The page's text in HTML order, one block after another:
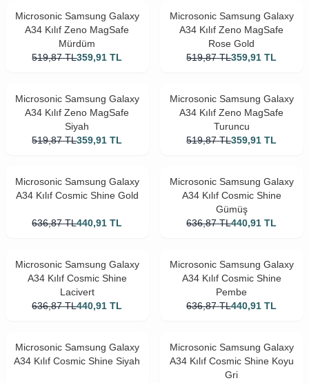
Microsonic Samsung Galaxy
A34 Kılıf Zeno MagSafe
Mürdüm
519,87 TL359,91 TL
Microsonic Samsung Galaxy
A34 Kılıf Zeno MagSafe
Rose Gold
519,87 TL359,91 TL
Microsonic Samsung Galaxy
A34 Kılıf Zeno MagSafe
Siyah
519,87 TL359,91 TL
Microsonic Samsung Galaxy
A34 Kılıf Zeno MagSafe
Turuncu
519,87 TL359,91 TL
Microsonic Samsung Galaxy
A34 Kılıf Cosmic Shine Gold
636,87 TL440,91 TL
Microsonic Samsung Galaxy
A34 Kılıf Cosmic Shine
Gümüş
636,87 TL440,91 TL
Microsonic Samsung Galaxy
A34 Kılıf Cosmic Shine
Lacivert
636,87 TL440,91 TL
Microsonic Samsung Galaxy
A34 Kılıf Cosmic Shine
Pembe
636,87 TL440,91 TL
Microsonic Samsung Galaxy
A34 Kılıf Cosmic Shine Siyah
Microsonic Samsung Galaxy
A34 Kılıf Cosmic Shine Koyu
Gri